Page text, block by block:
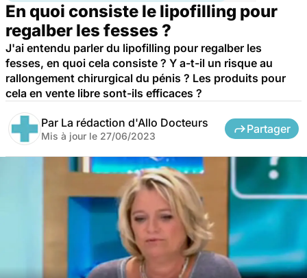
En quoi consiste le lipofilling pour
regalber les fesses ?
J'ai entendu parler du lipofilling pour regalber les
fesses, en quoi cela consiste ? Y a-t-il un risque au
rallongement chirurgical du pénis ? Les produits pour
cela en vente libre sont-ils efficaces ?
Par La rédaction d'Allo Docteurs
Mis à jour le 27/06/2023
Partager